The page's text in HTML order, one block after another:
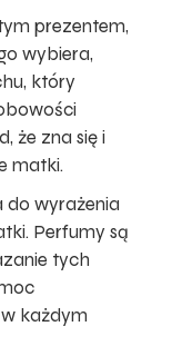
prezentem,
wybiera,
który
że zna się i
matki.
do wyrażenia
Perfumy są
tych
każdym